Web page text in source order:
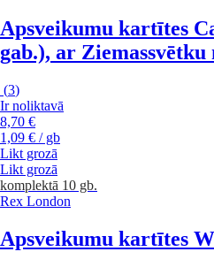
Apsveikumu kartītes
gab.), ar Ziemassvētku
(3)
Ir noliktavā
8,70 €
1,09 € / gb
Likt grozā
Likt grozā
komplektā 10 gb.
Rex London
Apsveikumu kartītes